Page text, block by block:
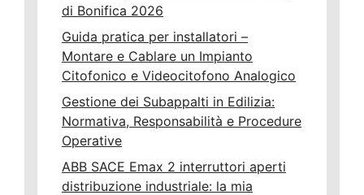
di Bonifica 2026
Guida pratica per installatori –
Montare e Cablare un Impianto
Citofonico e Videocitofono Analogico
Gestione dei Subappalti in Edilizia:
Normativa, Responsabilità e Procedure
Operative
ABB SACE Emax 2 interruttori aperti
distribuzione industriale: la mia